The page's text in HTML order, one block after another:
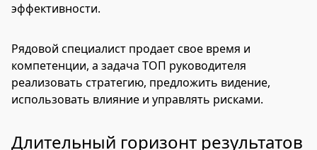
эффективности.
Рядовой специалист продает свое время и
компетенции, а задача ТОП руководителя
реализовать стратегию, предложить видение,
использовать влияние и управлять рисками.
Длительный горизонт результатов